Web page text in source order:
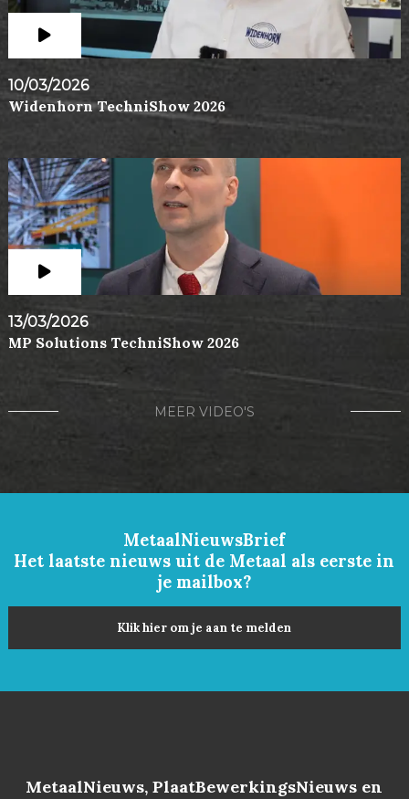
10/03/2026
Widenhorn TechniShow 2026
13/03/2026
MP Solutions TechniShow 2026
MEER VIDEO'S
MetaalNieuwsBrief
Het laatste nieuws uit de Metaal als eerste in
je mailbox?
Klik hier om je aan te melden
MetaalNieuws, PlaatBewerkingsNieuws en